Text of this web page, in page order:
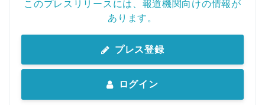
このプレスリリースには、報道機関向けの情報が
あります。
プレス登録
ログイン